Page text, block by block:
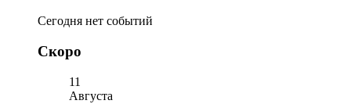
Сегодня нет событий
Скоро
11
Августа